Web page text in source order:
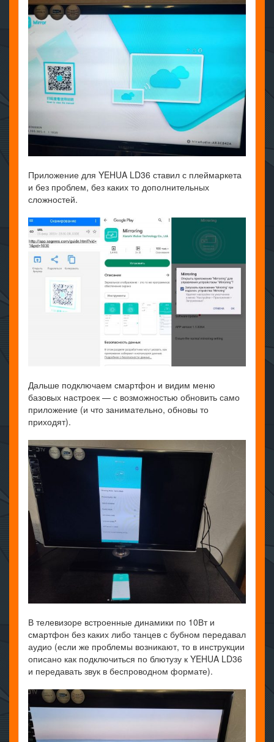
Приложение для YEHUA LD36 ставил с плеймаркета
и без проблем, без каких то дополнительных
сложностей.
Дальше подключаем смартфон и видим меню
базовых настроек — с возможностью обновить само
приложение (и что занимательно, обновы то
приходят).
В телевизоре встроенные динамики по 10Вт и
смартфон без каких либо танцев с бубном передавал
аудио (если же проблемы возникают, то в инструкции
описано как подключиться по блютузу к YEHUA LD36
и передавать звук в беспроводном формате).